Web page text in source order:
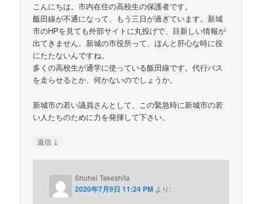
こんにちは。市内在住の高校生の保護者です。
飯田線が不通になって、もう三日が過ぎています。新城
市のHPを見ても外部サイトに丸投げで、目新しい情報が
出てきません。新城の市役所って、ほんと肝心な時に役
にたたないんですね。
多くの高校生が通学に使っている飯田線です。代行バス
を走らせるとか、何かないのでしょうか。
新城市の若い議員さんとして、この緊急時に新城市の若
い人たちのために力を発揮して下さい。
返信 ↓
Shuhei Takeshita
2020年7月9日 11:24 PM より: